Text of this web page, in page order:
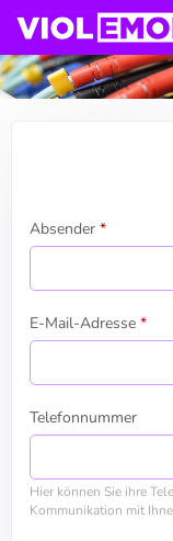
Absender *
E-Mail-Adresse *
Telefonnummer
Hier können Sie ihre
Kommunikation mit